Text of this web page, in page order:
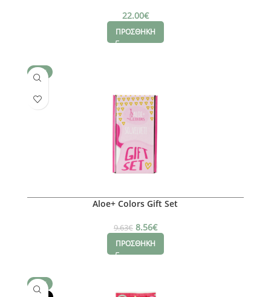
22.00€
ΠΡΟΣΘΗΚΗ
SALE
Aloe+ Colors Gift Set
9.63€ 8.56€
ΠΡΟΣΘΗΚΗ
SALE